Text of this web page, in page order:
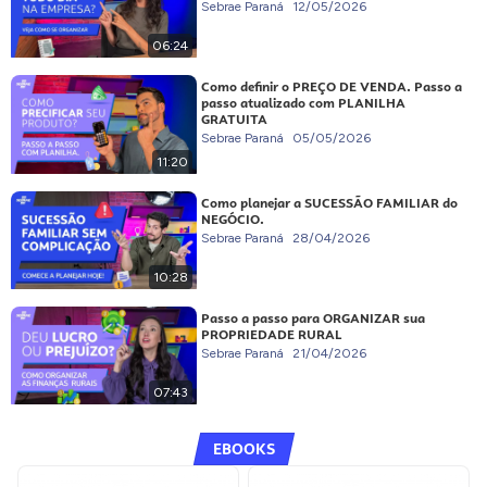
06:24
Sebrae Paraná 12/05/2026
11:20
Como definir o PREÇO DE VENDA. Passo a
passo atualizado com PLANILHA
GRATUITA
Sebrae Paraná 05/05/2026
10:28
Como planejar a SUCESSÃO FAMILIAR do
NEGÓCIO.
Sebrae Paraná 28/04/2026
07:43
Passo a passo para ORGANIZAR sua
PROPRIEDADE RURAL
Sebrae Paraná 21/04/2026
EBOOKS